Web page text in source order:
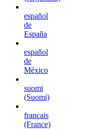
español
de
España
español
de
México
suomi
(Suomi)
français
(France)